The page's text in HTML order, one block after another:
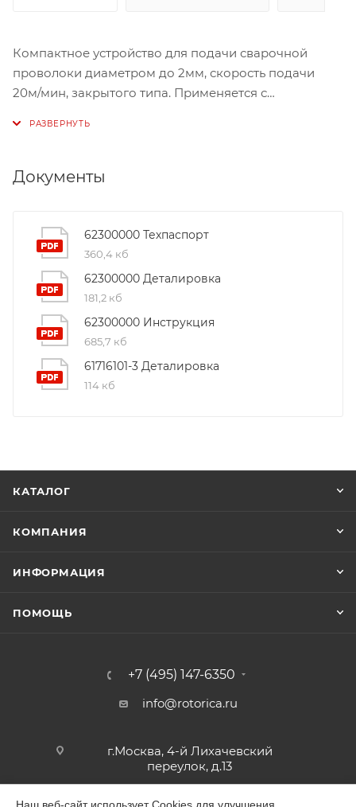
Компактное устройство для подачи сварочной
проволоки диаметром до 2мм, скорость подачи
20м/мин, закрытого типа. Применяется с
Документы
62300000 Техпаспорт
360,4 кб
62300000 Деталировка
181,2 кб
62300000 Инструкция
685,7 кб
61716101-3 Деталировка
114 кб
КАТАЛОГ
КОМПАНИЯ
ИНФОРМАЦИЯ
ПОМОЩЬ
+7 (495) 147-6350
info@rotorica.ru
г.Москва, 4-й Лихачевский
переулок, д.13